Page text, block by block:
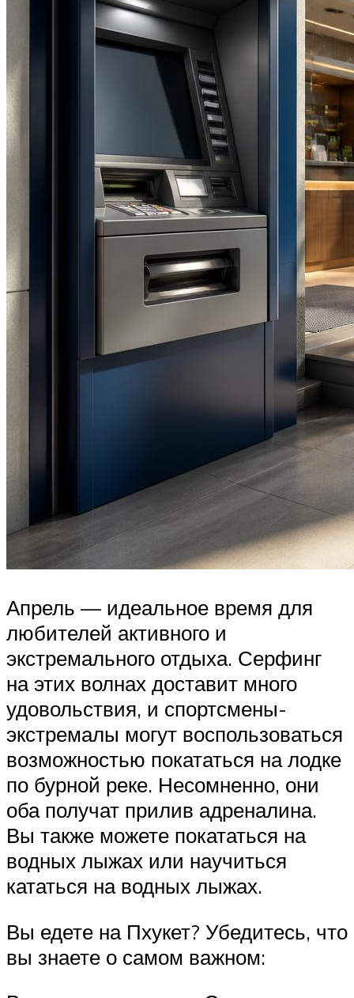
Апрель — идеальное время для
любителей активного и
экстремального отдыха. Серфинг
на этих волнах доставит много
удовольствия, и спортсмены-
экстремалы могут воспользоваться
возможностью покататься на лодке
по бурной реке. Несомненно, они
оба получат прилив адреналина.
Вы также можете покататься на
водных лыжах или научиться
кататься на водных лыжах.
Вы едете на Пхукет? Убедитесь, что
вы знаете о самом важном: